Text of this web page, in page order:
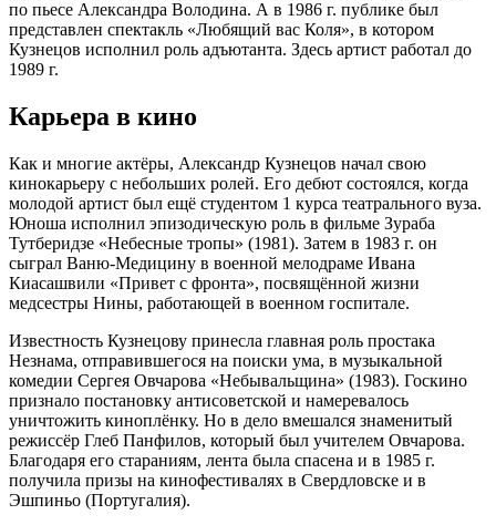
по пьесе Александра Володина. А в 1986 г. публике был
представлен спектакль «Любящий вас Коля», в котором
Кузнецов исполнил роль адъютанта. Здесь артист работал до
1989 г.
Карьера в кино
Как и многие актёры, Александр Кузнецов начал свою
кинокарьеру с небольших ролей. Его дебют состоялся, когда
молодой артист был ещё студентом 1 курса театрального вуза.
Юноша исполнил эпизодическую роль в фильме Зураба
Тутберидзе «Небесные тропы» (1981). Затем в 1983 г. он
сыграл Ваню-Медицину в военной мелодраме Ивана
Киасашвили «Привет с фронта», посвящённой жизни
медсестры Нины, работающей в военном госпитале.
Известность Кузнецову принесла главная роль простака
Незнама, отправившегося на поиски ума, в музыкальной
комедии Сергея Овчарова «Небывальщина» (1983). Госкино
признало постановку антисоветской и намеревалось
уничтожить киноплёнку. Но в дело вмешался знаменитый
режиссёр Глеб Панфилов, который был учителем Овчарова.
Благодаря его стараниям, лента была спасена и в 1985 г.
получила призы на кинофестивалях в Свердловске и в
Эшпиньо (Португалия).